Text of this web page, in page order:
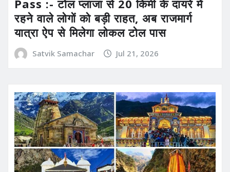
Pass :- टोल प्लाजा से 20 किमी के दायरे में
रहने वाले लोगों को बड़ी राहत, अब राजमार्ग
यात्रा ऐप से मिलेगा लोकल टोल पास
Satvik Samachar Jul 21, 2026